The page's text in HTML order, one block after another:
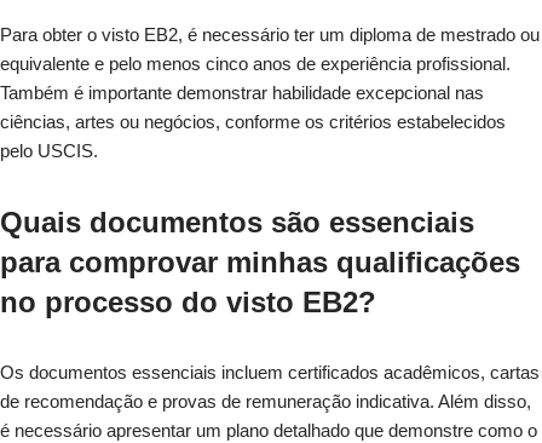
Para obter o visto EB2, é necessário ter um diploma de mestrado ou
equivalente e pelo menos cinco anos de experiência profissional.
Também é importante demonstrar habilidade excepcional nas
ciências, artes ou negócios, conforme os critérios estabelecidos
pelo USCIS.
Quais documentos são essenciais
para comprovar minhas qualificações
no processo do visto EB2?
Os documentos essenciais incluem certificados acadêmicos, cartas
de recomendação e provas de remuneração indicativa. Além disso,
é necessário apresentar um plano detalhado que demonstre como o